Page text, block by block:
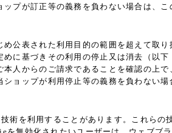
プが訂正等の義務を負わない場合は、こ
公表された利用目的の範囲を超えて取
に基づきその利用の停止又は消去（以
人からのご請求であることを確認の上
ョップが利用停止等の義務を負わない場
術を利用することがあります。これら